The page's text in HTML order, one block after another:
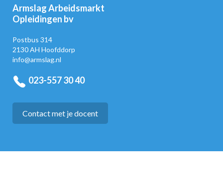
Armslag Arbeidsmarkt
Opleidingen bv
Postbus 314
2130 AH Hoofddorp
info@armslag.nl
023-557 30 40
Contact met je docent